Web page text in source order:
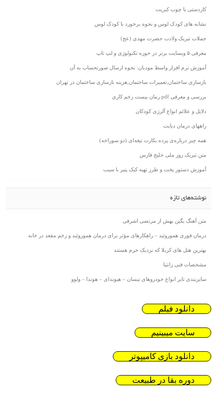
کاردستی با چوب کبریت
نشانه های کودک لوس و نحوه برخورد با کودک لوس
جملات تبریک ولادت حضرت مهدی (عج)
معرفی ۵ وبسایت برتر در حوزه تکنولوژی و لپ تاپ
آموزش نرم افزار واسط مودیان: نحوه ارسال صورتحساب به آن
بازسازی ساختمان,تعمیرات ساختمان,هزینه بازسازی ساختمان در تهران
بررسی و معرفی pdf رمان بیست زخم کاری
دلایل و علائم انواع آلرژی کودکان
راههای درمان دیابت
همه چیز درباره‌ی پرده بکارت تیغه‌ای (دو سوراخه)
متن تبریک روز ملی خلیج فارس
آموزش دستور پخت و طرز تهیه کیک پنیر با سیب
نوشته‌های تازه
متن آهنگ بگین بهش از مرتضی اشرفی
درمان فوری هموروئید – راهکارهای مؤثر برای درمان هموروئید و زخم مقعد در خانه
بهترین هتل های کربلا که نزدیک حرم هستند
مشخصات فنی زانتیا
سایزبندی تایر انواع خودروهای نیسان – هیوندای – هوندا – ولوو
دانلود فیلم
سایت میبینیم
دانلود بازی کامیپوتر
دوره بقا در طبیعت